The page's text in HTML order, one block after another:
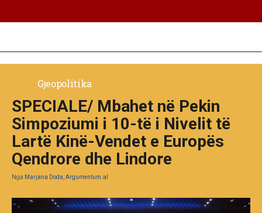
Gjeopolitika
SPECIALE/ Mbahet në Pekin
Simpoziumi i 10-të i Nivelit të
Lartë Kinë-Vendet e Europës
Qendrore dhe Lindore
Nga Marjana Doda, Argumentum.al